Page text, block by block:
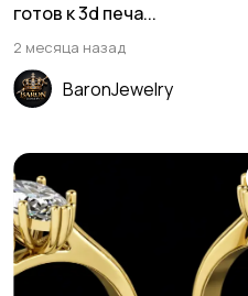
готов к 3d печа...
2 месяца назад
BaronJewelry